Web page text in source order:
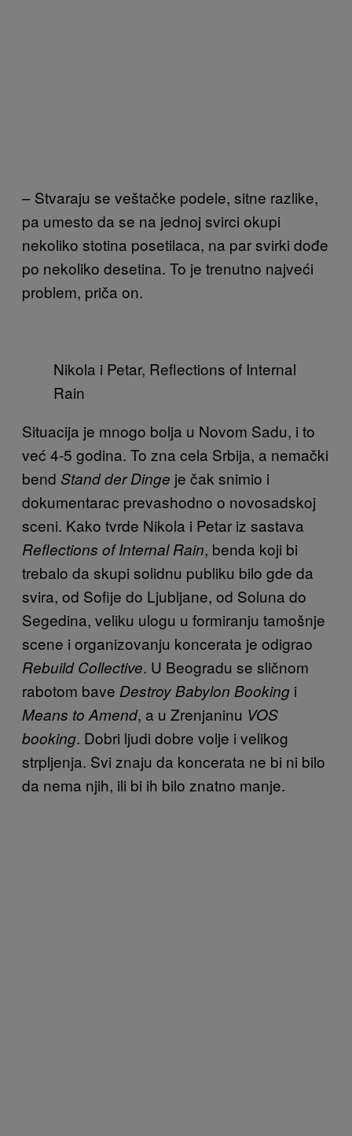
– Stvaraju se veštačke podele, sitne razlike,
pa umesto da se na jednoj svirci okupi
nekoliko stotina posetilaca, na par svirki dođe
po nekoliko desetina. To je trenutno najveći
problem, priča on.
Nikola i Petar, Reflections of Internal
Rain
Situacija je mnogo bolja u Novom Sadu, i to
već 4-5 godina. To zna cela Srbija, a nemački
bend Stand der Dinge je čak snimio i
dokumentarac prevashodno o novosadskoj
sceni. Kako tvrde Nikola i Petar iz sastava
Reflections of Internal Rain, benda koji bi
trebalo da skupi solidnu publiku bilo gde da
svira, od Sofije do Ljubljane, od Soluna do
Segedina, veliku ulogu u formiranju tamošnje
scene i organizovanju koncerata je odigrao
Rebuild Collective. U Beogradu se sličnom
rabotom bave Destroy Babylon Booking i
Means to Amend, a u Zrenjaninu VOS
booking. Dobri ljudi dobre volje i velikog
strpljenja. Svi znaju da koncerata ne bi ni bilo
da nema njih, ili bi ih bilo znatno manje.